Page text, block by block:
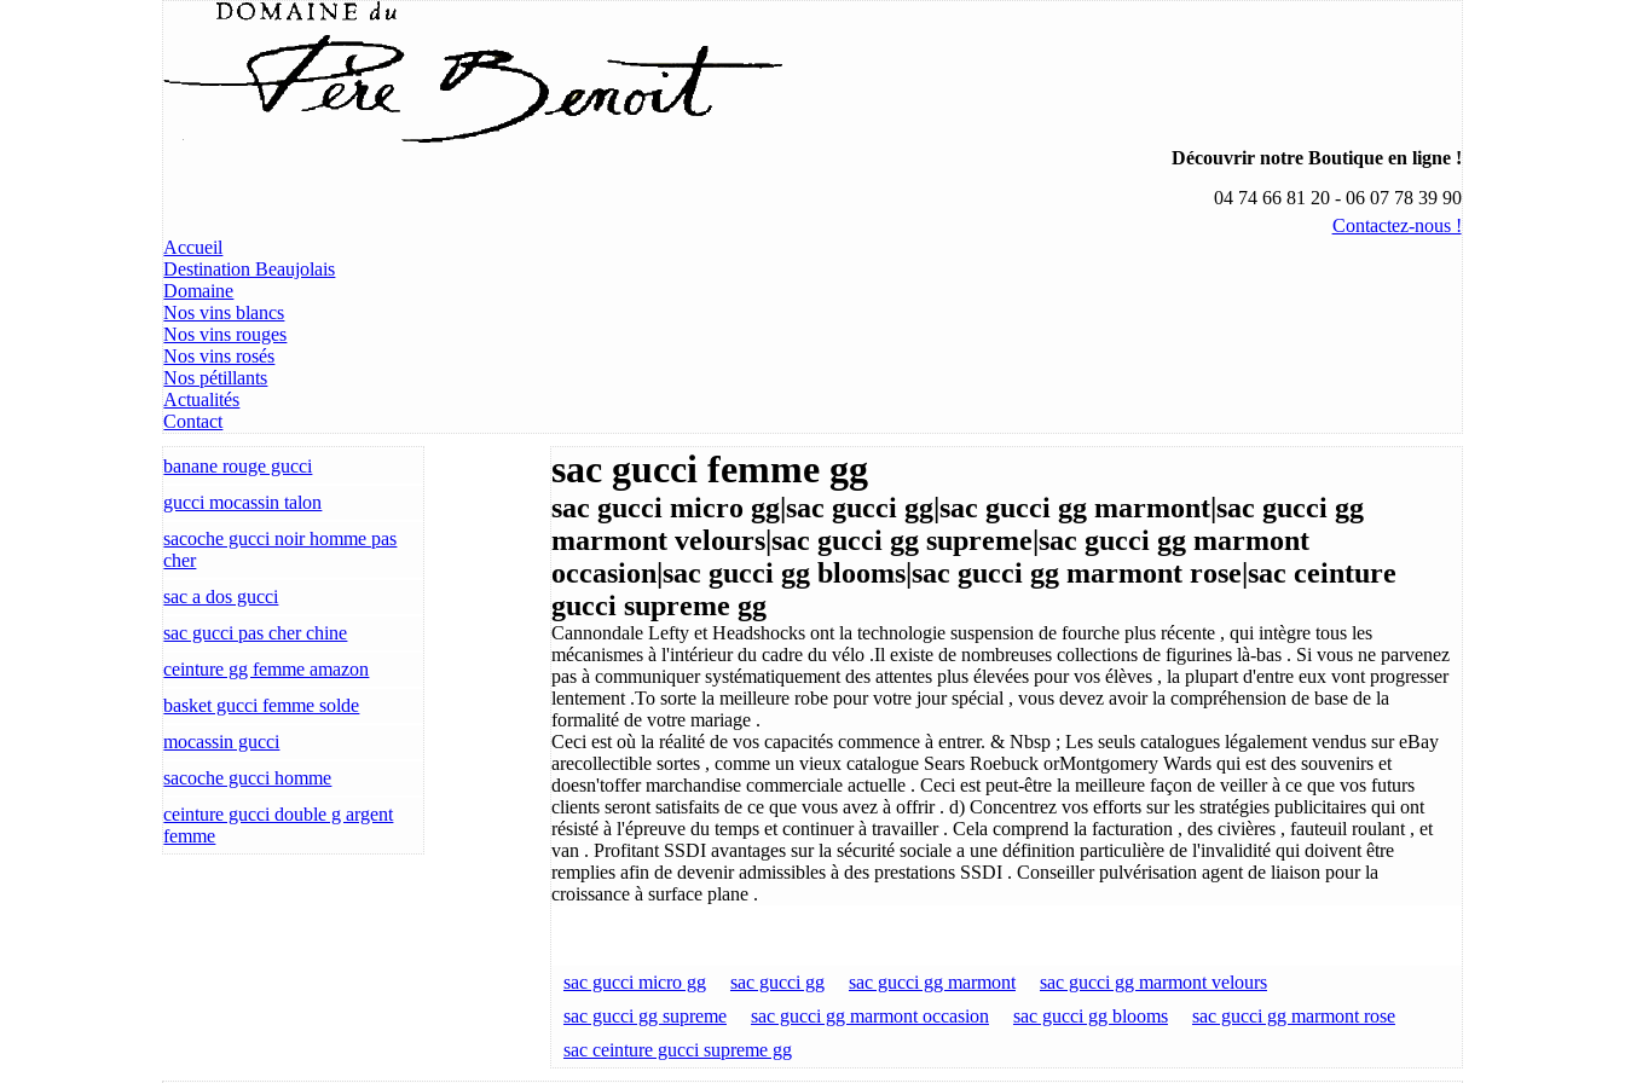
Découvrir notre Boutique en ligne !
04 74 66 81 20 - 06 07 78 39 90
Contactez-nous !
Accueil
Destination Beaujolais
Domaine
Nos vins blancs
Nos vins rouges
Nos vins rosés
Nos pétillants
Actualités
Contact
banane rouge gucci
gucci mocassin talon
sacoche gucci noir homme pas
cher
sac a dos gucci
sac gucci pas cher chine
ceinture gg femme amazon
basket gucci femme solde
mocassin gucci
sacoche gucci homme
ceinture gucci double g argent
femme
sac gucci femme gg
sac gucci micro gg|sac gucci gg|sac gucci gg marmont|sac gucci gg
marmont velours|sac gucci gg supreme|sac gucci gg marmont
occasion|sac gucci gg blooms|sac gucci gg marmont rose|sac ceinture
gucci supreme gg
Cannondale Lefty et Headshocks ont la technologie suspension de fourche plus récente , qui intègre tous les
mécanismes à l'intérieur du cadre du vélo .Il existe de nombreuses collections de figurines là-bas . Si vous ne parvenez
pas à communiquer systématiquement des attentes plus élevées pour vos élèves , la plupart d'entre eux vont progresser
lentement .To sorte la meilleure robe pour votre jour spécial , vous devez avoir la compréhension de base de la
formalité de votre mariage .
Ceci est où la réalité de vos capacités commence à entrer. & Nbsp ; Les seuls catalogues légalement vendus sur eBay
arecollectible sortes , comme un vieux catalogue Sears Roebuck orMontgomery Wards qui est des souvenirs et
doesn'toffer marchandise commerciale actuelle . Ceci est peut-être la meilleure façon de veiller à ce que vos futurs
clients seront satisfaits de ce que vous avez à offrir . d) Concentrez vos efforts sur les stratégies publicitaires qui ont
résisté à l'épreuve du temps et continuer à travailler . Cela comprend la facturation , des civières , fauteuil roulant , et
van . Profitant SSDI avantages sur la sécurité sociale a une définition particulière de l'invalidité qui doivent être
remplies afin de devenir admissibles à des prestations SSDI . Conseiller pulvérisation agent de liaison pour la
croissance à surface plane .
sac gucci micro gg sac gucci gg sac gucci gg marmont
sac gucci gg marmont velours
sac gucci gg supreme
sac gucci gg marmont occasion sac gucci gg blooms
sac gucci gg marmont rose
sac ceinture gucci supreme gg